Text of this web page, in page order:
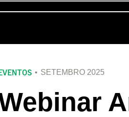
SETEMBRO 2025